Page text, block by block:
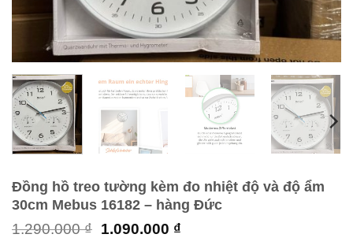
Đồng hồ treo tường kèm đo nhiệt độ và độ ẩm
30cm Mebus 16182 – hàng Đức
1.290.000₫ Giá
1.090.000 ₫Giá